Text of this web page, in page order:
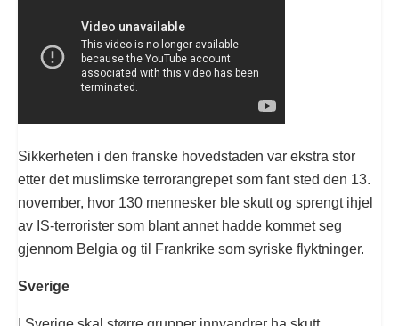
Sikkerheten i den franske hovedstaden var ekstra stor
etter det muslimske terrorangrepet som fant sted den 13.
november, hvor 130 mennesker ble skutt og sprengt ihjel
av IS-terrorister som blant annet hadde kommet seg
gjennom Belgia og til Frankrike som syriske flyktninger.
Sverige